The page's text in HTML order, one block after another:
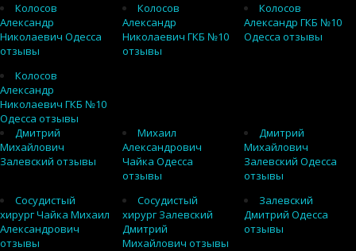
Колосов
Александр
Николаевич Одесса
отзывы
Колосов
Александр
Николаевич ГКБ №10
отзывы
Колосов
Александр ГКБ №10
Одесса отзывы
Колосов
Александр
Николаевич ГКБ №10
Одесса отзывы
Дмитрий
Михайлович
Залевский отзывы
Михаил
Александрович
Чайка Одесса
отзывы
Дмитрий
Михайлович
Залевский Одесса
отзывы
Сосудистый
хирург Чайка Михаил
Александрович
отзывы
Сосудистый
хирург Залевский
Дмитрий
Михайлович отзывы
Залевский
Дмитрий Одесса
отзывы